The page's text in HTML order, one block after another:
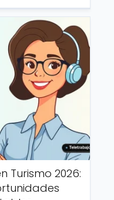
Turismo 2026: